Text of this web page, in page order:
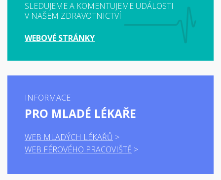
SLEDUJEME A KOMENTUJEME UDÁLOSTI
V NAŠEM ZDRAVOTNICTVÍ
WEBOVÉ STRÁNKY
INFORMACE
PRO MLADÉ LÉKAŘE
WEB MLADÝCH LÉKAŘŮ
WEB FÉROVÉHO PRACOVIŠTĚ